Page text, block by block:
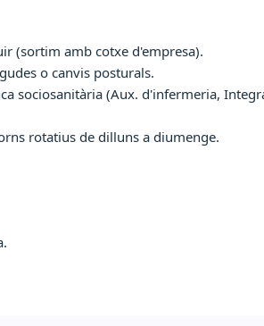
(sortim amb cotxe d'empresa).
o canvis posturals.
sociosanitària (Aux. d'infermeria,
rotatius de dilluns a diumenge.